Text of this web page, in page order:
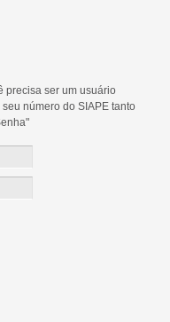
precisa ser um usuário
número do SIAPE tanto